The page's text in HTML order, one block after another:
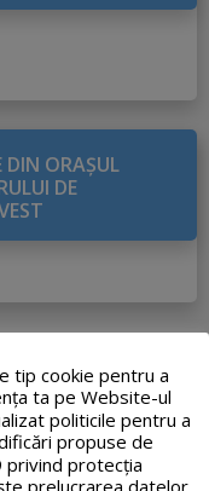
DIN ORAŞUL
DE
tip cookie pentru a
ta pe Website-ul
politicile pentru a
propuse de
privind protecția
prelucrarea datelor